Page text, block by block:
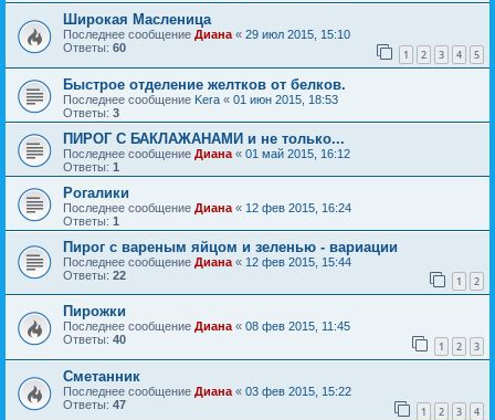
Широкая Масленица
Последнее сообщение Диана « 29 июл 2015, 15:10
Ответы: 60 1 2 3 4 5
Быстрое отделение желтков от белков.
Последнее сообщение Kera « 01 июн 2015, 18:53
Ответы: 3
ПИРОГ С БАКЛАЖАНАМИ и не только...
Последнее сообщение Диана « 01 май 2015, 16:12
Ответы: 1
Рогалики
Последнее сообщение Диана « 12 фев 2015, 16:24
Ответы: 1
Пирог с вареным яйцом и зеленью - вариации
Последнее сообщение Диана « 12 фев 2015, 15:44
Ответы: 22 1 2
Пирожки
Последнее сообщение Диана« 08 фев 2015, 11:45
Ответы: 40 1 2 3
Сметанник
Последнее сообщение Диана « 03 фев 2015, 15:22
Ответы: 47 1 2 3 4